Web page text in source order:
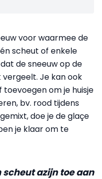
voor waarmee de
scheut of enkele
de sneeuw op de
vergeelt. Je kan ook
om je huisje
bv. rood tijdens
doe je de glaçe
je klaar om te
scheut azijn toe aan